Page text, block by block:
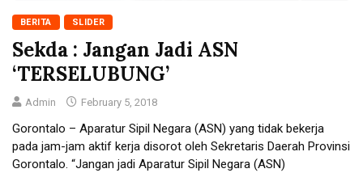
BERITA SLIDER
Sekda : Jangan Jadi ASN
‘TERSELUBUNG’
Admin February 5, 2018
Gorontalo – Aparatur Sipil Negara (ASN) yang tidak bekerja
pada jam-jam aktif kerja disorot oleh Sekretaris Daerah Provinsi
Gorontalo. “Jangan jadi Aparatur Sipil Negara (ASN)